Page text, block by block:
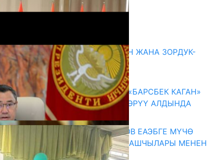
Комментарийлер
ГЕНДЕРДИК БАСМЫРЛООДОН ЖАНА ЗОРДУК-
ЗОМБУЛУКТАН КОРГОО
07.08.2026
КЫРГЫЗ ТАРЫХЫ ТАСМАДА: «БАРСБЕК КАГАН»
КӨРКӨМ ТАСМАСЫ ЖАРЫК КӨРҮҮ АЛДЫНДА
07.08.2026
ПРЕЗИДЕНТ САДЫР ЖАПАРОВ ЕАЭБГЕ МҮЧӨ
МАМЛЕКЕТТЕРДИН ӨКМӨТ БАШЧЫЛАРЫ МЕНЕН
ЖОЛУГУШТУ